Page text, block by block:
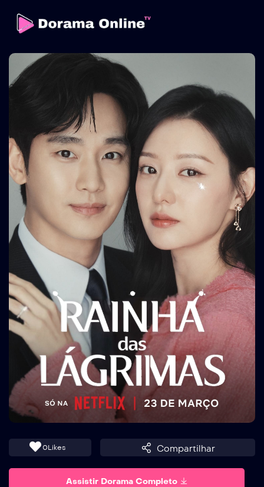
0Likes Compartilhar
Assistir Dorama Completo